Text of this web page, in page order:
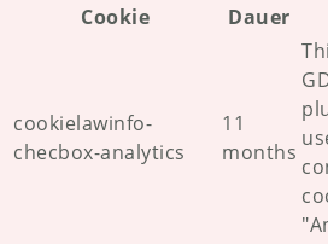
Cookie
Dauer
cookielawinfo-
checbox-analytics
11
months